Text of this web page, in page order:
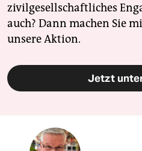
zivilgesellschaftliches
auch? Dann machen Sie
unsere Aktion.
Jetzt